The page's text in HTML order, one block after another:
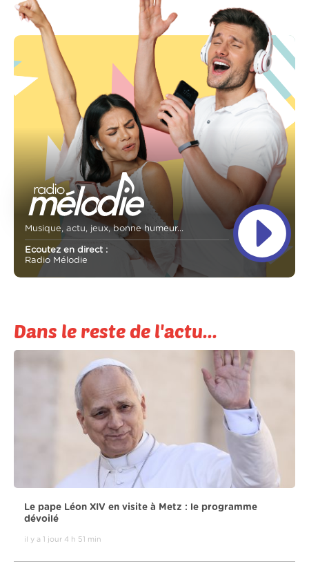
Musique, actu, jeux, bonne humeur...
Ecoutez en direct :
Radio Mélodie
Dans le reste de l'actu...
Le pape Léon XIV en visite à Metz : le programme
dévoilé
il y a 1 jour 4 h 51 min